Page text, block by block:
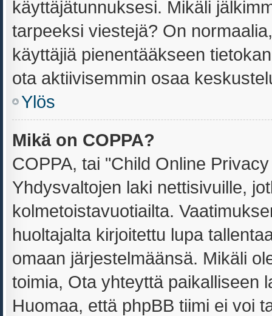
käyttäjätunnuksesi. Mikäli
tarpeeksi viestejä? On
käyttäjiä pienentääkseen
ota aktiivisemmin osaa
Ylös
Mikä on COPPA?
COPPA, tai "Child Online
Yhdysvaltojen laki nettisivuille,
kolmetoistavuotiailta.
huoltajalta kirjoitettu lupa
omaan järjestelmäänsä. Mikäli
toimia, Ota yhteyttä paikalliseen
Huomaa, että phpBB tiimi ei voi